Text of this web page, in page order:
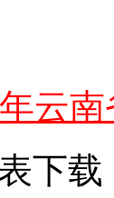
云
下载